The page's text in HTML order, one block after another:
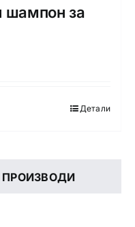
шампон за
Детали